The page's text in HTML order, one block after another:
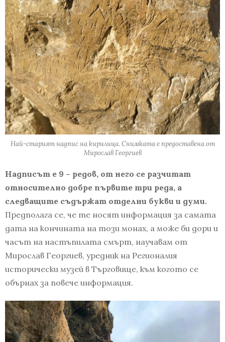
Най-старият надпис на кирилица. Снимката е предоставена от
Мирослав Георгиев
Надписът е 9 – редов, от него се разчитат
относително добре първите три реда, а
следващите съдържат отделни букви и думи.
Предполага се, че те носят информация за самата
дата на кончината на този монах, а може би дори и
часът на настъпилата смърт, научавам от
Мирослав Георгиев, уредник на Регионалия
исторически музей в Търговище, към когото се
обърнах за повече информация.